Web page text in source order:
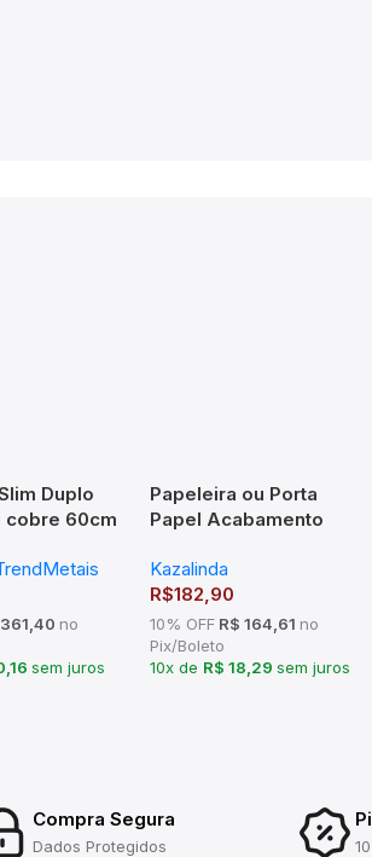
Duplo
cobre 60cm
no
sem juros
Papeleira ou Porta
Papel Acabamento
Kazalinda
R$182,90
10% OFF R$ 164,61 no
Pix/Boleto
10x de R$ 18,29sem juros
Compra Segura
Dados Protegidos